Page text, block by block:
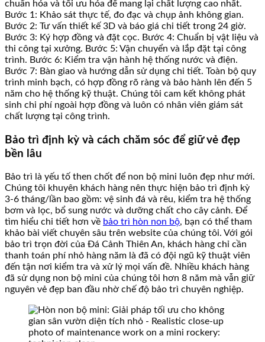
chuẩn hóa và tối ưu hóa để mang lại chất lượng cao nhất.
Bước 1: Khảo sát thực tế, đo đạc và chụp ảnh không gian.
Bước 2: Tư vấn thiết kế 3D và báo giá chi tiết trong 24 giờ.
Bước 3: Ký hợp đồng và đặt cọc. Bước 4: Chuẩn bị vật liệu và
thi công tại xưởng. Bước 5: Vận chuyển và lắp đặt tại công
trình. Bước 6: Kiểm tra vận hành hệ thống nước và điện.
Bước 7: Bàn giao và hướng dẫn sử dụng chi tiết. Toàn bộ quy
trình minh bạch, có hợp đồng rõ ràng và bảo hành lên đến 5
năm cho hệ thống kỹ thuật. Chúng tôi cam kết không phát
sinh chi phí ngoài hợp đồng và luôn có nhân viên giám sát
chất lượng tại công trình.
Bảo trì định kỳ và cách chăm sóc để giữ vẻ đẹp
bền lâu
Bảo trì là yếu tố then chốt để non bộ mini luôn đẹp như mới.
Chúng tôi khuyên khách hàng nên thực hiện bảo trì định kỳ
3-6 tháng/lần bao gồm: vệ sinh đá và rêu, kiểm tra hệ thống
bơm và lọc, bổ sung nước và dưỡng chất cho cây cảnh. Để
tìm hiểu chi tiết hơn về bảo trì hòn non bộ, bạn có thể tham
khảo bài viết chuyên sâu trên website của chúng tôi. Với gói
bảo trì trọn đời của Đá Cảnh Thiên An, khách hàng chỉ cần
thanh toán phí nhỏ hàng năm là đã có đội ngũ kỹ thuật viên
đến tận nơi kiểm tra và xử lý mọi vấn đề. Nhiều khách hàng
đã sử dụng non bộ mini của chúng tôi hơn 8 năm mà vẫn giữ
nguyên vẻ đẹp ban đầu nhờ chế độ bảo trì chuyên nghiệp.